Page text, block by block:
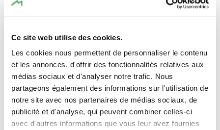
Ce site web utilise des cookies.
Les cookies nous permettent de personnaliser le contenu
et les annonces, d'offrir des fonctionnalités relatives aux
médias sociaux et d'analyser notre trafic. Nous
partageons également des informations sur l'utilisation de
notre site avec nos partenaires de médias sociaux, de
publicité et d'analyse, qui peuvent combiner celles-ci
avec d'autres informations que vous leur avez fournies
Planifier l’itinéraire